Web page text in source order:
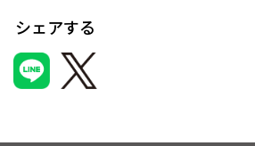
シェアする